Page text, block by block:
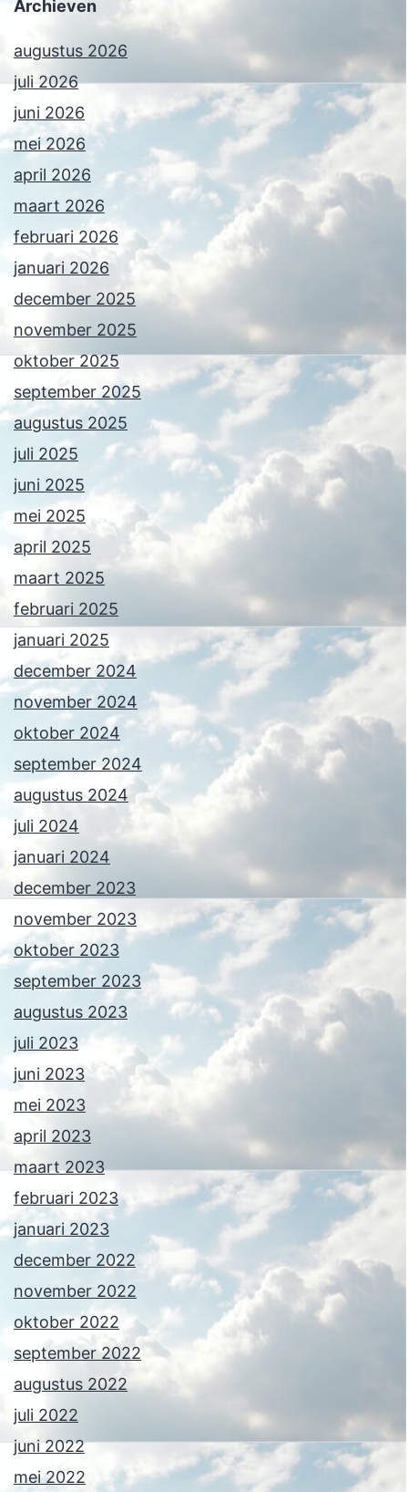
Archieven
augustus 2026
juli 2026
juni 2026
mei 2026
april 2026
maart 2026
februari 2026
januari 2026
december 2025
november 2025
oktober 2025
september 2025
augustus 2025
juli 2025
juni 2025
mei 2025
april 2025
maart 2025
februari 2025
januari 2025
december 2024
november 2024
oktober 2024
september 2024
augustus 2024
juli 2024
januari 2024
december 2023
november 2023
oktober 2023
september 2023
augustus 2023
juli 2023
juni 2023
mei 2023
april 2023
maart 2023
februari 2023
januari 2023
december 2022
november 2022
oktober 2022
september 2022
augustus 2022
juli 2022
juni 2022
mei 2022